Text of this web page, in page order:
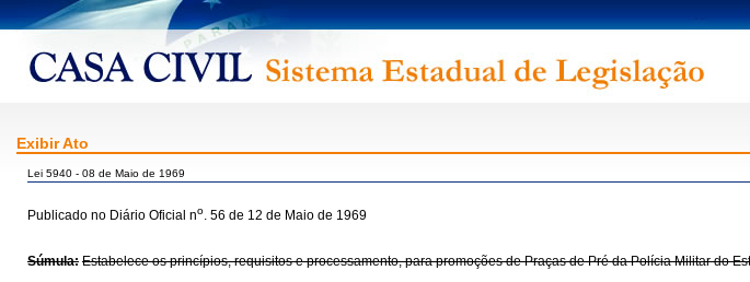
Exibir Ato
Lei 5940 - 08 de Maio de 1969
Publicado no Diário Oficial no. 56 de 12 de Maio de 1969
Súmula: Estabelece os princípios, requisitos e processamento, para promoções de Praças de Pré da Polícia Militar do